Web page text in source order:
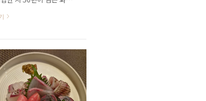
.가게 앞에 주차할 곳이 많
차에는 전혀 신경 쓰지 않
러 번 포스팅했던 당산
간단하게 일부 요리만
리고 편하게 포스팅하렵
ㅎㅎㅎ 당산역 화상 중화
강남(江南)은 지하철 9호
산역 9번 출구 앞 삼성래미
상가 2층에 있습니다.문